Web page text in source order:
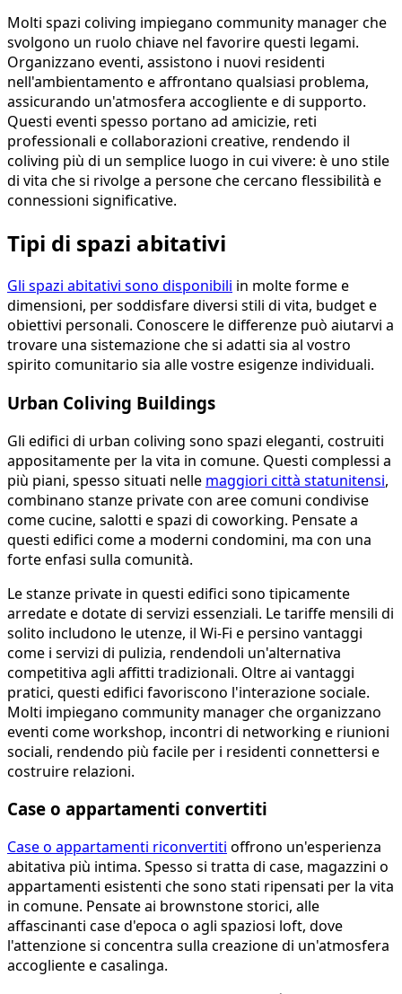
Molti spazi coliving impiegano community manager che
svolgono un ruolo chiave nel favorire questi legami.
Organizzano eventi, assistono i nuovi residenti
nell'ambientamento e affrontano qualsiasi problema,
assicurando un'atmosfera accogliente e di supporto.
Questi eventi spesso portano ad amicizie, reti
professionali e collaborazioni creative, rendendo il
coliving più di un semplice luogo in cui vivere: è uno stile
di vita che si rivolge a persone che cercano flessibilità e
connessioni significative.
Tipi di spazi abitativi
Gli spazi abitativi sono disponibili in molte forme e
dimensioni, per soddisfare diversi stili di vita, budget e
obiettivi personali. Conoscere le differenze può aiutarvi a
trovare una sistemazione che si adatti sia al vostro
spirito comunitario sia alle vostre esigenze individuali.
Urban Coliving Buildings
Gli edifici di urban coliving sono spazi eleganti, costruiti
appositamente per la vita in comune. Questi complessi a
più piani, spesso situati nelle maggiori città statunitensi,
combinano stanze private con aree comuni condivise
come cucine, salotti e spazi di coworking. Pensate a
questi edifici come a moderni condomini, ma con una
forte enfasi sulla comunità.
Le stanze private in questi edifici sono tipicamente
arredate e dotate di servizi essenziali. Le tariffe mensili di
solito includono le utenze, il Wi-Fi e persino vantaggi
come i servizi di pulizia, rendendoli un'alternativa
competitiva agli affitti tradizionali. Oltre ai vantaggi
pratici, questi edifici favoriscono l'interazione sociale.
Molti impiegano community manager che organizzano
eventi come workshop, incontri di networking e riunioni
sociali, rendendo più facile per i residenti connettersi e
costruire relazioni.
Case o appartamenti convertiti
Case o appartamenti riconvertiti offrono un'esperienza
abitativa più intima. Spesso si tratta di case, magazzini o
appartamenti esistenti che sono stati ripensati per la vita
in comune. Pensate ai brownstone storici, alle
affascinanti case d'epoca o agli spaziosi loft, dove
l'attenzione si concentra sulla creazione di un'atmosfera
accogliente e casalinga.